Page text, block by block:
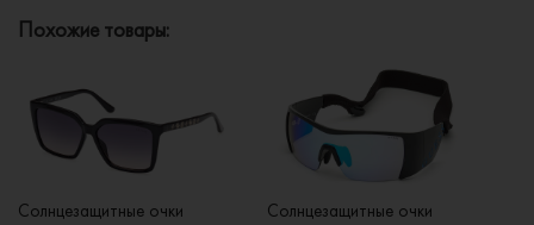
Похожие товары:
Солнцезащитные очки
Солнцезащитные очки